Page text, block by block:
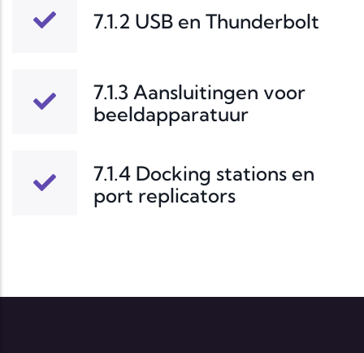
7.1.2 USB en Thunderbolt
7.1.3 Aansluitingen voor
beeldapparatuur
7.1.4 Docking stations en
port replicators